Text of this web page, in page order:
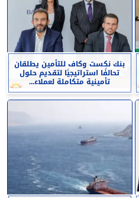
بنك نكست وكاف للتأمين يطلقان
تحالفًا استراتيجيًا لتقديم حلول
تأمينية متكاملة لعملاء...